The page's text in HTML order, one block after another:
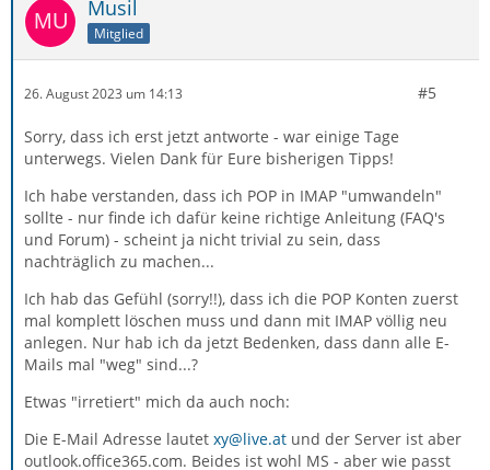
Musil
Mitglied
26. August 2023 um 14:13 #5
Sorry, dass ich erst jetzt antworte - war einige Tage
unterwegs. Vielen Dank für Eure bisherigen Tipps!
Ich habe verstanden, dass ich POP in IMAP "umwandeln"
sollte - nur finde ich dafür keine richtige Anleitung (FAQ's
und Forum) - scheint ja nicht trivial zu sein, dass
nachträglich zu machen...
Ich hab das Gefühl (sorry!!), dass ich die POP Konten zuerst
mal komplett löschen muss und dann mit IMAP völlig neu
anlegen. Nur hab ich da jetzt Bedenken, dass dann alle E-
Mails mal "weg" sind...?
Etwas "irretiert" mich da auch noch:
Die E-Mail Adresse lautet xy@live.at und der Server ist aber
outlook.office365.com. Beides ist wohl MS - aber wie passt